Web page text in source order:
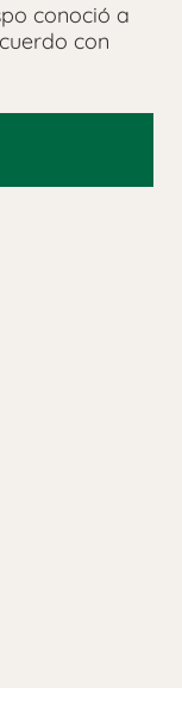
conoció a
con